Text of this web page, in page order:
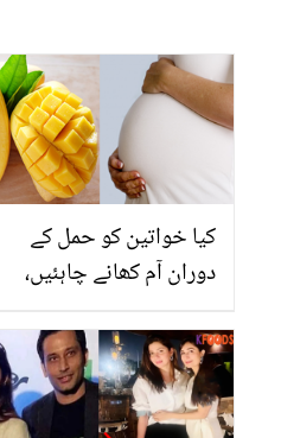
کیا خواتین کو حمل کے
دوران آم کھانے چاہئیں،
ہے؟